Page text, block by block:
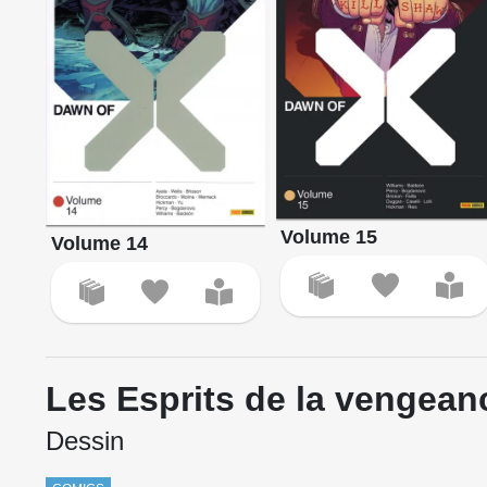
Volume 14 Volume 15
Les Esprits de la
Dessin